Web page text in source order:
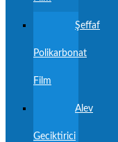
Şeffaf
Polikarbonat
Film
Alev
Geciktirici